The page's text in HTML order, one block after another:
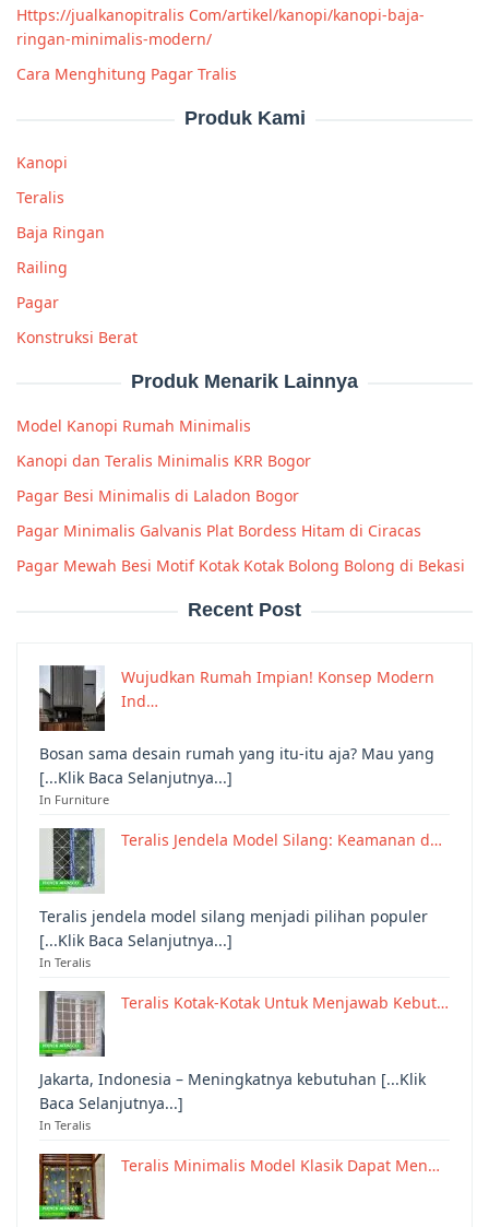
Https://jualkanopitralis Com/artikel/kanopi/kanopi-baja-
ringan-minimalis-modern/
Cara Menghitung Pagar Tralis
Produk Kami
Kanopi
Teralis
Baja Ringan
Railing
Pagar
Konstruksi Berat
Produk Menarik Lainnya
Model Kanopi Rumah Minimalis
Kanopi dan Teralis Minimalis KRR Bogor
Pagar Besi Minimalis di Laladon Bogor
Pagar Minimalis Galvanis Plat Bordess Hitam di Ciracas
Pagar Mewah Besi Motif Kotak Kotak Bolong Bolong di Bekasi
Recent Post
Wujudkan Rumah Impian! Konsep Modern
Ind…
Bosan sama desain rumah yang itu-itu aja? Mau yang
[...Klik Baca Selanjutnya...]
In Furniture
Teralis Jendela Model Silang: Keamanan d…
Teralis jendela model silang menjadi pilihan populer
[...Klik Baca Selanjutnya...]
In Teralis
Teralis Kotak-Kotak Untuk Menjawab Kebut…
Jakarta, Indonesia – Meningkatnya kebutuhan [...Klik
Baca Selanjutnya...]
In Teralis
Teralis Minimalis Model Klasik Dapat Men…